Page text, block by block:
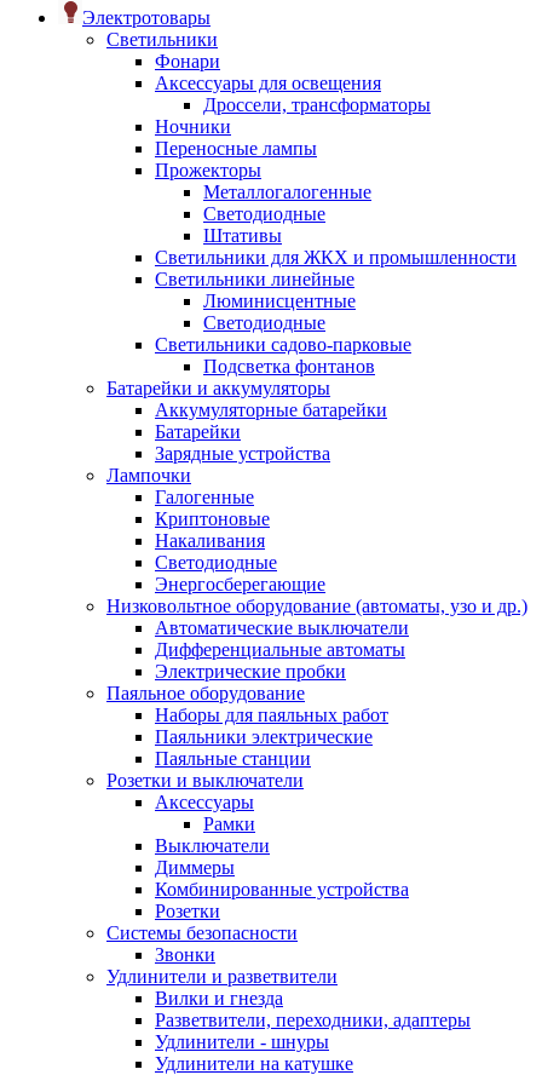
Электротовары
Светильники
Фонари
Аксессуары для освещения
Дроссели, трансформаторы
Ночники
Переносные лампы
Прожекторы
Металлогалогенные
Светодиодные
Штативы
Светильники для ЖКХ и промышленности
Светильники линейные
Люминисцентные
Светодиодные
Светильники садово-парковые
Подсветка фонтанов
Батарейки и аккумуляторы
Аккумуляторные батарейки
Батарейки
Зарядные устройства
Лампочки
Галогенные
Криптоновые
Накаливания
Светодиодные
Энергосберегающие
Низковольтное оборудование (автоматы, узо и др.)
Автоматические выключатели
Дифференциальные автоматы
Электрические пробки
Паяльное оборудование
Наборы для паяльных работ
Паяльники электрические
Паяльные станции
Розетки и выключатели
Аксессуары
Рамки
Выключатели
Диммеры
Комбинированные устройства
Розетки
Системы безопасности
Звонки
Удлинители и разветвители
Вилки и гнезда
Разветвители, переходники, адаптеры
Удлинители - шнуры
Удлинители на катушке